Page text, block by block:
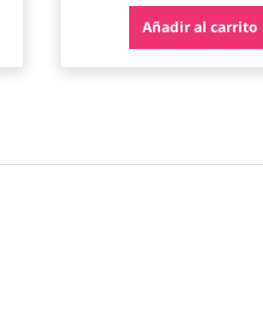
Añadir al carrito